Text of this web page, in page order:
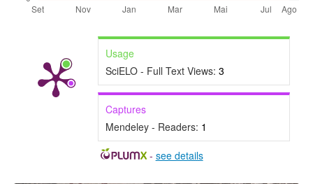
Usage
SciELO - Full Text Views: 3
Captures
Mendeley - Readers: 1
- see details